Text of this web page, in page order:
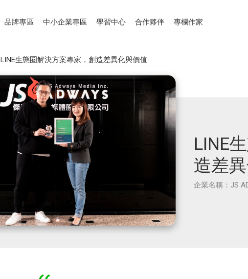
品牌專區 中小企業專區 學習中心 合作夥伴 專欄作家
LINE生態圈解決方案專家，創造差異化與價值
LINE
造差
企業名稱：JS